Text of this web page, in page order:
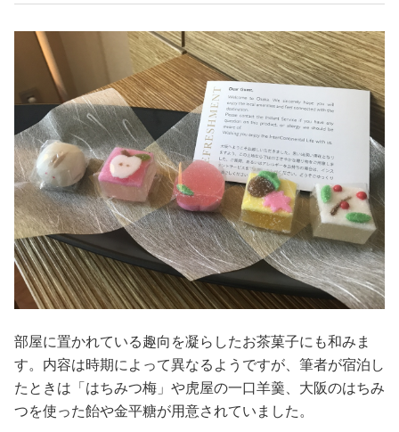
部屋に置かれている趣向を凝らしたお茶菓子にも和みま
す。内容は時期によって異なるようですが、筆者が宿泊し
たときは「はちみつ梅」や虎屋の一口羊羹、大阪のはちみ
つを使った飴や金平糖が用意されていました。